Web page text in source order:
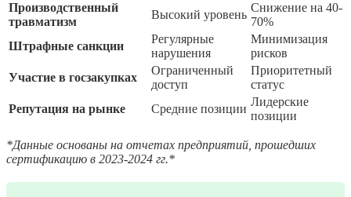
Производственный
травматизм
Высокий уровень
Снижение на 40-
70%
Штрафные санкции
Регулярные
нарушения
Минимизация
рисков
Участие в госзакупках
Ограниченный
доступ
Приоритетный
статус
Репутация на рынке
Средние позиции
Лидерские
позиции
*Данные основаны на отчетах предприятий, прошедших
сертификацию в 2023-2024 гг.*